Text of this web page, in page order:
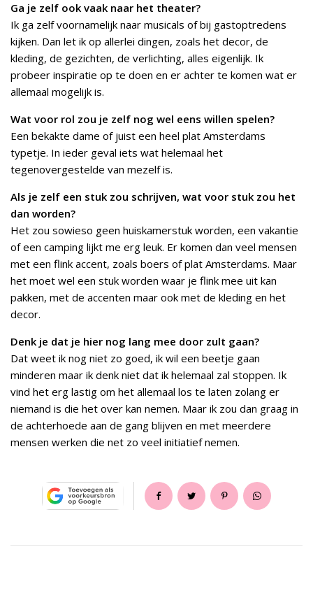
Ga je zelf ook vaak naar het theater?
Ik ga zelf voornamelijk naar musicals of bij gastoptredens
kijken. Dan let ik op allerlei dingen, zoals het decor, de
kleding, de gezichten, de verlichting, alles eigenlijk. Ik
probeer inspiratie op te doen en er achter te komen wat er
allemaal mogelijk is.
Wat voor rol zou je zelf nog wel eens willen spelen?
Een bekakte dame of juist een heel plat Amsterdams
typetje. In ieder geval iets wat helemaal het
tegenovergestelde van mezelf is.
Als je zelf een stuk zou schrijven, wat voor stuk zou het
dan worden?
Het zou sowieso geen huiskamerstuk worden, een vakantie
of een camping lijkt me erg leuk. Er komen dan veel mensen
met een flink accent, zoals boers of plat Amsterdams. Maar
het moet wel een stuk worden waar je flink mee uit kan
pakken, met de accenten maar ook met de kleding en het
decor.
Denk je dat je hier nog lang mee door zult gaan?
Dat weet ik nog niet zo goed, ik wil een beetje gaan
minderen maar ik denk niet dat ik helemaal zal stoppen. Ik
vind het erg lastig om het allemaal los te laten zolang er
niemand is die het over kan nemen. Maar ik zou dan graag in
de achterhoede aan de gang blijven en met meerdere
mensen werken die net zo veel initiatief nemen.